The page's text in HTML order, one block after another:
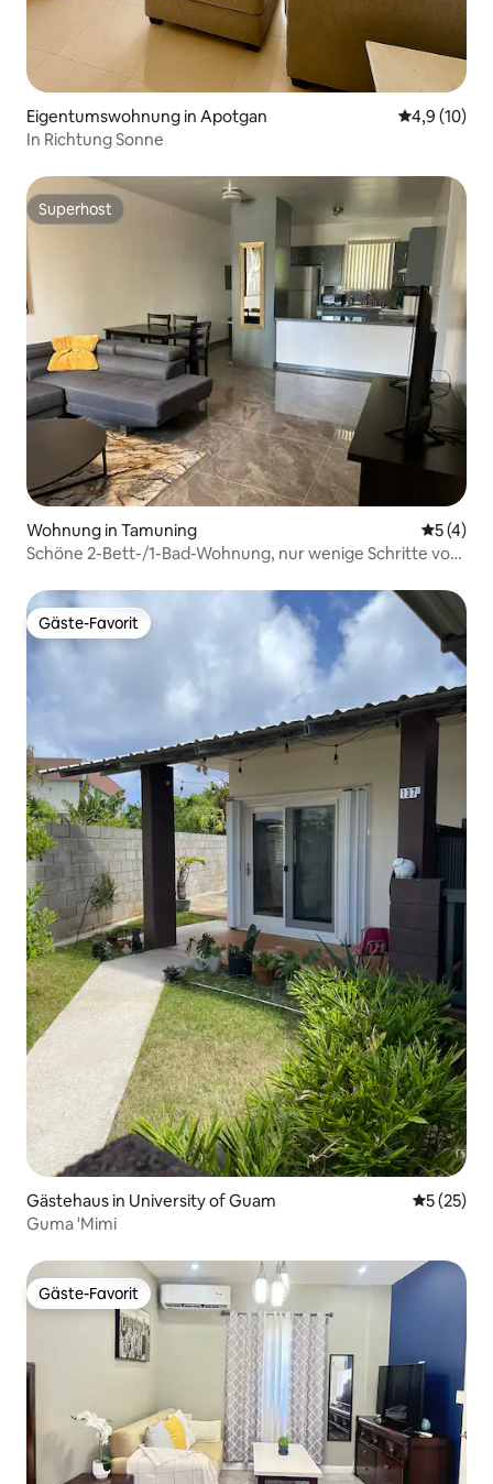
Eigentumswohnung in Apotgan
4,9 (10)
In Richtung Sonne
Superhost
Superhost
Wohnung in Tamuning
5 (4)
Schöne 2-Bett-/1-Bad-Wohnung, nur wenige Schritte vom
Gäste-Favorit
Gäste-Favorit
Gästehaus in University of Guam
5 (25)
Guma 'Mimi
Gäste-Favorit
Gäste-Favorit